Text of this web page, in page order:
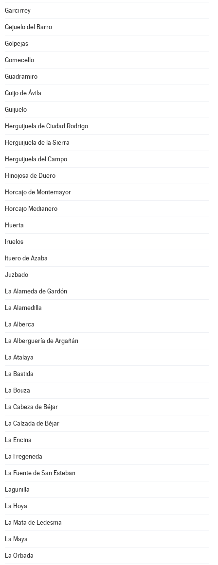
Garcirrey
Gejuelo del Barro
Golpejas
Gomecello
Guadramiro
Guijo de Ávila
Guijuelo
Herguijuela de Ciudad Rodrigo
Herguijuela de la Sierra
Herguijuela del Campo
Hinojosa de Duero
Horcajo de Montemayor
Horcajo Medianero
Huerta
Iruelos
Ituero de Azaba
Juzbado
La Alameda de Gardón
La Alamedilla
La Alberca
La Alberguería de Argañán
La Atalaya
La Bastida
La Bouza
La Cabeza de Béjar
La Calzada de Béjar
La Encina
La Fregeneda
La Fuente de San Esteban
Lagunilla
La Hoya
La Mata de Ledesma
La Maya
La Orbada